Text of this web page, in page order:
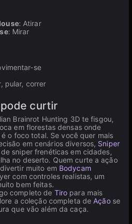
: Atirar
: Mirar
se
pular, correr
curtir
Brainrot Hunting 3D te fisgou,
em florestas densas onde
o foco total. Se você quer mais
em cenários diversos, Sniper
sniper frenéticas em cidades,
no deserto. Quem curte a ação
muito em Bodycam
com controles realistas, um
bem feitas.
completo de Tiro para mais
a coleção completa deAçãose
que vão além da caça.